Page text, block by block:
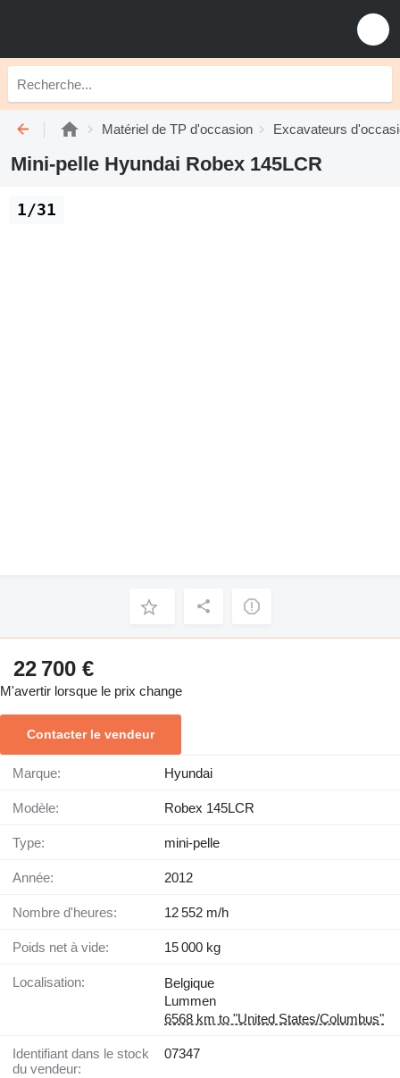
Matériel de TP d'occasion Excavateurs
Mini-pelle Hyundai Robex 145LCR
1/31
22 700 €
M'avertir lorsque le prix change
Contacter le vendeur
Marque: Hyundai
Modèle: Robex 145LCR
Type: mini-pelle
Année: 2012
Nombre d'heures: 12 552 m/h
Poids net à vide: 15 000 kg
Localisation:
Belgique
Lummen
6568 km to "United States/Columbus"
Identifiant dans le stock
du vendeur:
07347